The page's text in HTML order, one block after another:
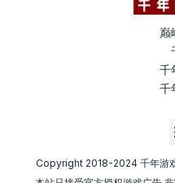
巅
千
千
Copyright 2018-2024 千年游